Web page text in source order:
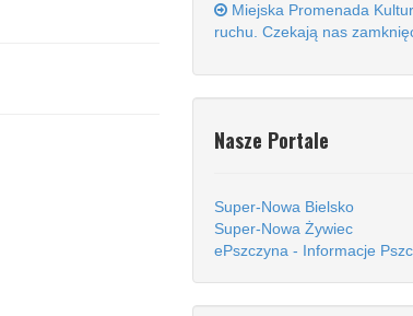
Miejska Promenada
ruchu. Czekają nas
Nasze Portale
Super-Nowa Bielsko
Super-Nowa Żywiec
ePszczyna - Informacje